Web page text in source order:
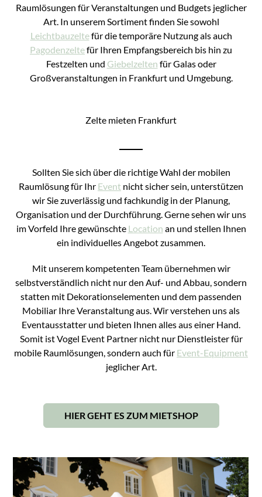
Raumlösungen für Veranstaltungen und Budgets jeglicher
Art. In unserem Sortiment finden Sie sowohl
Leichtbauzeltefür die temporäre Nutzung als auch
Pagodenzeltefür Ihren Empfangsbereich bis hin zu
Festzelten und Giebelzelten für Galas oder
Großveranstaltungen in Frankfurt und Umgebung.
Zelte mieten Frankfurt
Sollten Sie sich über die richtige Wahl der mobilen
Raumlösung für Ihr Event nicht sicher sein, unterstützen
wir Sie zuverlässig und fachkundig in der Planung,
Organisation und der Durchführung. Gerne sehen wir uns
im Vorfeld Ihre gewünschte Location an und stellen Ihnen
ein individuelles Angebot zusammen.
Mit unserem kompetenten Team übernehmen wir
selbstverständlich nicht nur den Auf- und Abbau, sondern
statten mit Dekorationselementen und dem passenden
Mobiliar Ihre Veranstaltung aus. Wir verstehen uns als
Eventausstatter und bieten Ihnen alles aus einer Hand.
Somit ist Vogel Event Partner nicht nur Dienstleister für
mobile Raumlösungen, sondern auch für Event-Equipment
jeglicher Art.
HIER GEHT ES ZUM MIETSHOP